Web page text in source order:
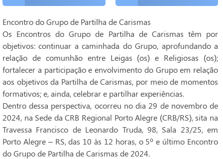
Encontro do Grupo de Partilha de Carismas
Os Encontros do Grupo de Partilha de Carismas têm por
objetivos: continuar a caminhada do Grupo, aprofundando a
relação de comunhão entre Leigas (os) e Religiosas (os);
fortalecer a participação e envolvimento do Grupo em relação
aos objetivos da Partilha de Carismas, por meio de momentos
formativos; e, ainda, celebrar e partilhar experiências.
Dentro dessa perspectiva, ocorreu no dia 29 de novembro de
2024, na Sede da CRB Regional Porto Alegre (CRB/RS), sita na
Travessa Francisco de Leonardo Truda, 98, Sala 23/25, em
Porto Alegre – RS, das 10 às 12 horas, o 5º e último Encontro
do Grupo de Partilha de Carismas de 2024.